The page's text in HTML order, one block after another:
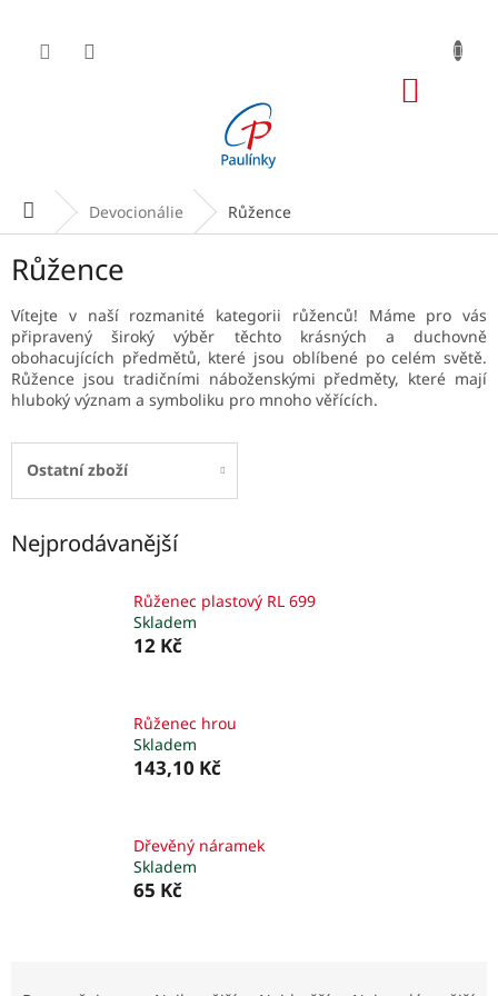
obsah
Domů Devocionálie Růžence
Růžence
Vítejte v naší rozmanité kategorii růženců! Máme pro vás
připravený široký výběr těchto krásných a duchovně
obohacujících předmětů, které jsou oblíbené po celém světě.
Růžence jsou tradičními náboženskými předměty, které mají
hluboký význam a symboliku pro mnoho věřících.
Ostatní zboží
Nejprodávanější
Růženec plastový RL 699
Skladem
12 Kč
Růženec hrou
Skladem
143,10 Kč
Dřevěný náramek
Skladem
65 Kč